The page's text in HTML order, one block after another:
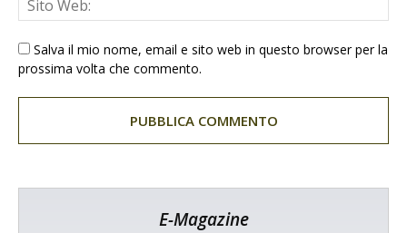
Salva il mio nome, email e sito web in questo browser per la
prossima volta che commento.
E-Magazine